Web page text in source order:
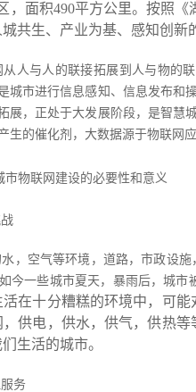
，面积490平方公里。按照
共生、产业为基、感知创新
人与人的联接拓展到人与物的
城市进行信息感知、信息发布和
展，正处于大发展阶段，是智
生的催化剂，大数据源于物联网应
市物联网建设的必要性和意义
，空气等环境，道路，市政设
今一些城市夏天，暴雨后，城
在十分糟糕的环境中，可
供电，供水，供气，供热
生活的城市。
务